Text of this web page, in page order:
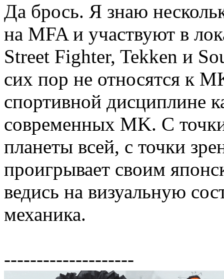
Да брось. Я знаю
на MFA и участвуют в
Street Fighter, Tekken и
сих пор не относятся к
спортивной дисциплине
современных MK. С
планеты всей, с точки
проигрывает своим
ведись на визуальную
механика.
--------------------